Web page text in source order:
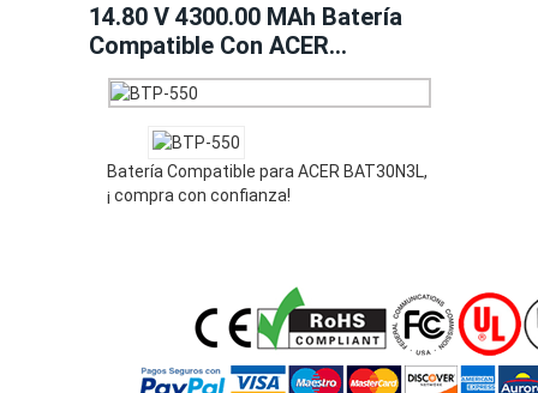
14.80 V 4300.00 MAh Batería
Compatible Con ACER
BAT30N3L
Batería Compatible para ACER BAT30N3L,
¡ compra con confianza!